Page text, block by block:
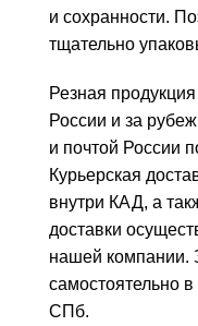
и сохранности.
тщательно
Резная
России и за
и почтой России
Курьерская
внутри КАД, а
доставки
нашей компании.
самостоятельно
СПб.